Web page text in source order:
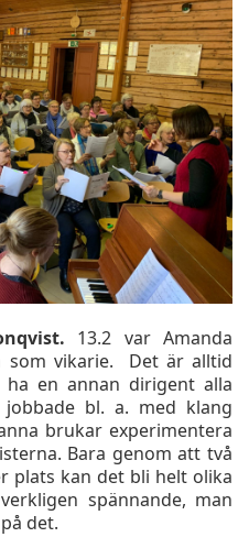
13.2 var Amanda
som vikarie. Det är alltid
ha en annan dirigent alla
bl. a. med klang
brukar experimentera
Bara genom att två
plats kan det bli helt olika
spännande, man
det.